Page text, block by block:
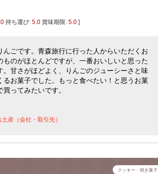
持ち運び: 5.0 賞味期限: 5.0 ]
んごです。青森旅行に行った人からいただくお
ものがほとんどですが、一番おいしいと思った
。甘さがほどよく、りんごのジューシーさと味
るお菓子でした。もっと食べたい！と思うお菓
ってみたいです。
産（会社・取引先）
クッキー・焼き菓子